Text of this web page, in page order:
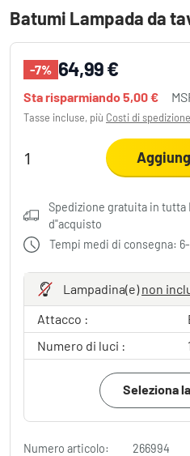
Batumi Lampada da
-7% 64,99 €
Sta risparmiando5,00 €
Tasse incluse, più Costi di spedizione
Spedizione gratuita in tutta
d"acquisto
Tempi medi di consegna:
Lampadina(e)non
Attacco :
Numero di luci :
Seleziona
Numero articolo:
266994